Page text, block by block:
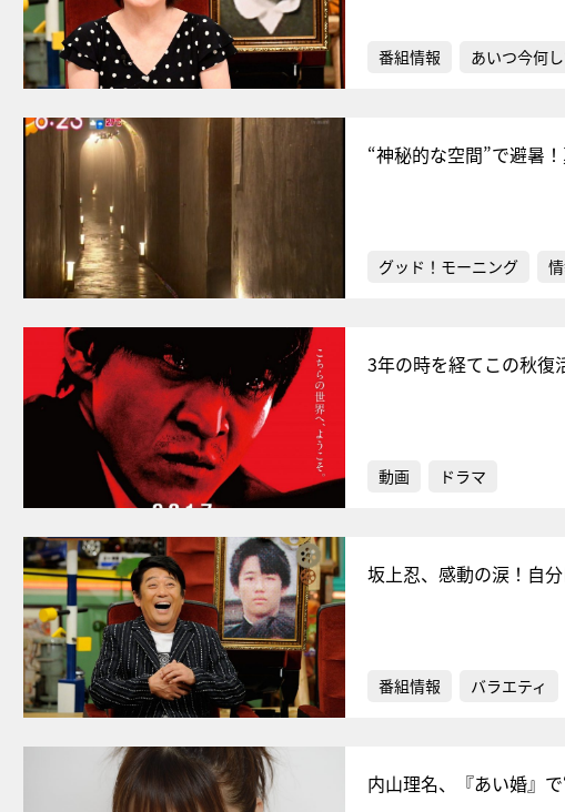
番組情報 あいつ今何
“神秘的な空間”で避暑
グッド！モーニング
3年の時を経てこの秋復
動画 ドラマ
坂上忍、感動の涙！自
番組情報 バラエティ
内山理名、『あい婚』